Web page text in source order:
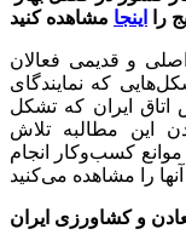
را
اینجا
و قدیمی فعالان
که نمایندگای
ایران که تشکل‌
این مطالبه تلاش
برای رفع موانع کسب‌وکار انجام
و کشاورزی ایران